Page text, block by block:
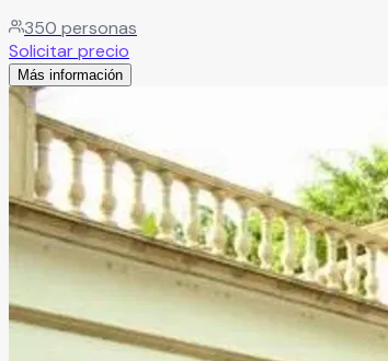
350 personas
Solicitar precio
Más información